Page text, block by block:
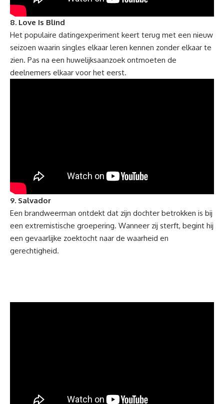
8. Love Is Blind
Het populaire datingexperiment keert terug met een nieuw
seizoen waarin singles elkaar leren kennen zonder elkaar te
zien. Pas na een huwelijksaanzoek ontmoeten de
deelnemers elkaar voor het eerst.
9. Salvador
Een brandweerman ontdekt dat zijn dochter betrokken is bij
een extremistische groepering. Wanneer zij sterft, begint hij
een gevaarlijke zoektocht naar de waarheid en
gerechtigheid.